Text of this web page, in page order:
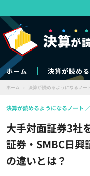
ホーム 決算が読め
ホーム › 決算が読めるようになるノー
大手対面証券3社
証券・SMBC日興
の違いとは？
決算が読めるようになるノート